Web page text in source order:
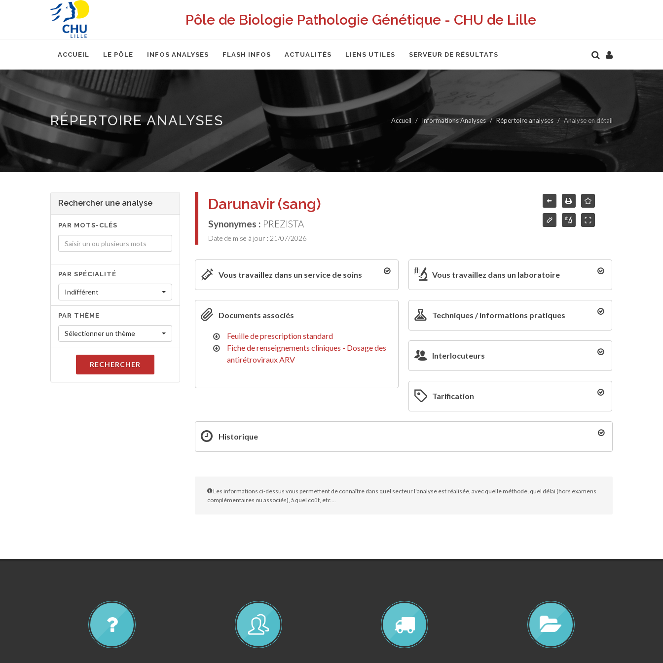
Pôle de Biologie Pathologie Génétique - CHU de Lille
ACCUEIL LE PÔLE INFOS ANALYSES FLASH INFOS ACTUALITÉS LIENS UTILES SERVEUR DE RÉSULTATS
RÉPERTOIRE ANALYSES Accueil Informations Analyses Répertoire analyses Analyse en détail
Rechercher une analyse
PAR MOTS-CLÉS
PAR SPÉCIALITÉ
Indifférent
PAR THÈME
Sélectionner un thème
RECHERCHER
Darunavir (sang)
Synonymes : PREZISTA
Date de mise à jour : 21/07/2026
Vous travaillez dans un service de soins Vous travaillez dans un laboratoire
Documents associés
Feuille de prescription standard
Fiche de renseignements cliniques - Dosage des
antirétroviraux ARV
Techniques / informations pratiques
Interlocuteurs
Tarification
Historique
Les informations ci-dessus vous permettent de connaître dans quel secteur l'analyse est réalisée, avec quelle méthode, quel délai (hors examens
complémentaires ou associés), à quel coût, etc ...